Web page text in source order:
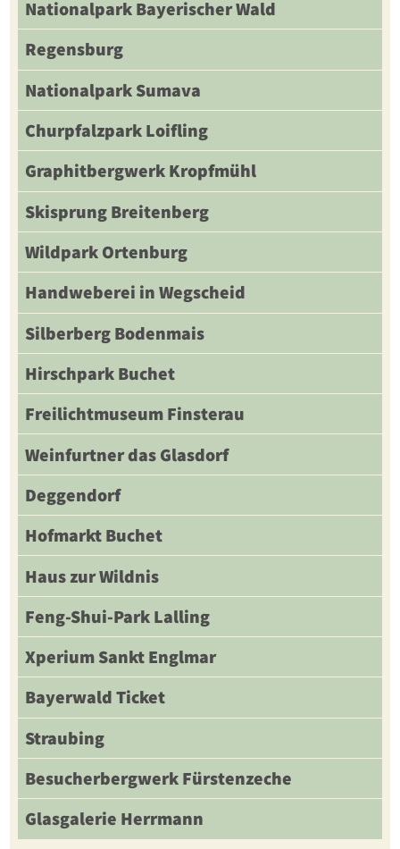
Nationalpark Bayerischer Wald
Regensburg
Nationalpark Sumava
Churpfalzpark Loifling
Graphitbergwerk Kropfmühl
Skisprung Breitenberg
Wildpark Ortenburg
Handweberei in Wegscheid
Silberberg Bodenmais
Hirschpark Buchet
Freilichtmuseum Finsterau
Weinfurtner das Glasdorf
Deggendorf
Hofmarkt Buchet
Haus zur Wildnis
Feng-Shui-Park Lalling
Xperium Sankt Englmar
Bayerwald Ticket
Straubing
Besucherbergwerk Fürstenzeche
Glasgalerie Herrmann